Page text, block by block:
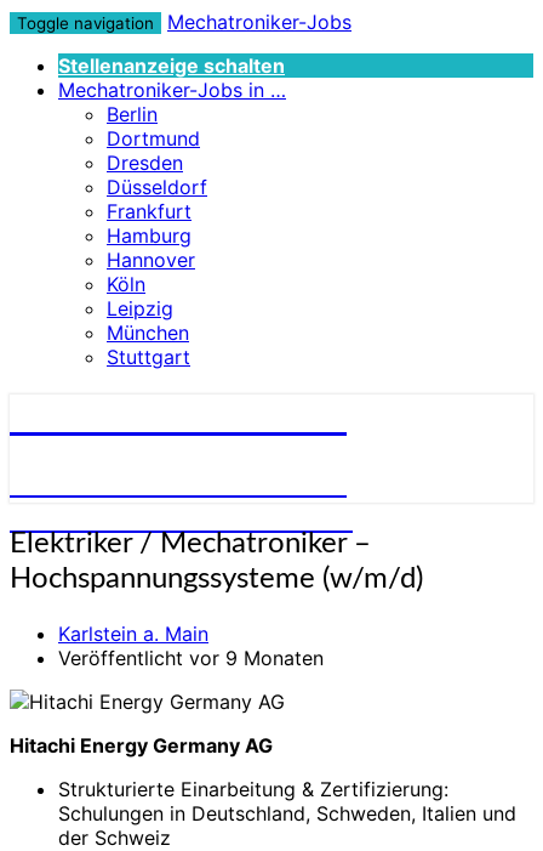
Toggle navigation
Mechatroniker-Jobs
Stellenanzeige schalten
Mechatroniker-Jobs in …
Berlin
Dortmund
Dresden
Düsseldorf
Frankfurt
Hamburg
Hannover
Köln
Leipzig
München
Stuttgart
Elektriker
/
Mechatroniker
Hochspannungssysteme
(w/m/d)
Elektriker / Mechatroniker –
Hochspannungssysteme (w/m/d)
Karlstein a. Main
Veröffentlicht vor 9 Monaten
Hitachi Energy Germany AG
Strukturierte Einarbeitung & Zertifizierung:
Schulungen in Deutschland, Schweden, Italien und
der Schweiz